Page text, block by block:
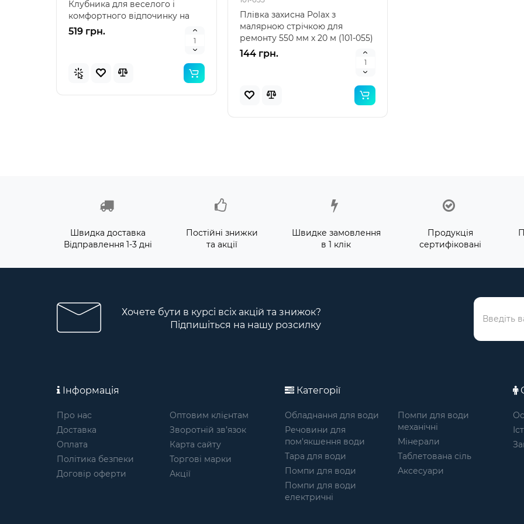
Клубника для веселого і
комфортного відпочинку на
воді Intex 58781 – я..
519 грн.
надувний дитячий басейн
"Зелений" Intex 57100 — це
класичний надувн..
476 грн.
Плівка захисна Polax з
малярною стрічкою для
ремонту 550 мм х 20 м (101-055)
Плівка захисна Polax з..
144 грн.
Швидка доставка
Відправлення 1-3 дні
Постійні знижки
та акції
Швидке замовлення
в 1 клік
Продукція
сертифіковані
Хочете бути в курсі всіх акцій та знижок?
Підпишіться на нашу розсилку
Інформація
Про нас
Доставка
Оплата
Політика безпеки
Договір оферти
Оптовим клієнтам
Зворотній зв’язок
Карта сайту
Торгові марки
Акції
Категорії
Обладнання для води
Речовини для
пом'якшення води
Тара для води
Помпи для води
Помпи для води
електричні
Помпи для води
механічні
Мінерали
Таблетована сіль
Аксесуари